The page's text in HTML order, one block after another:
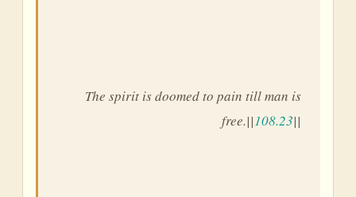
The spirit is doomed to pain till man is
free.||108.23||